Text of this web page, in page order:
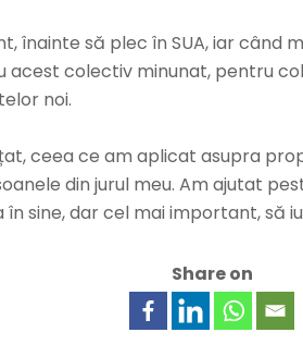
înainte să plec în SUA, iar
acest colectiv minunat, pentru
noi.
ceea ce am aplicat asupra
din jurul meu. Am ajutat
sine, dar cel mai important, să
Share on